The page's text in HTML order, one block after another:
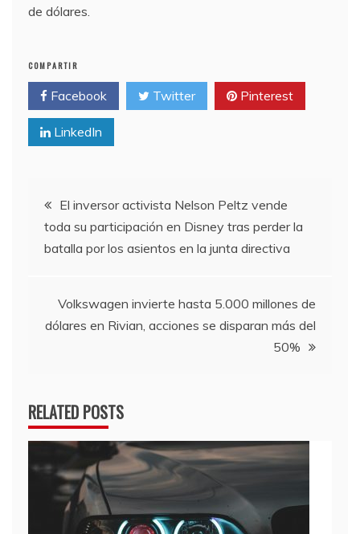
de dólares.
COMPARTIR
Facebook Twitter Pinterest
LinkedIn
Navegación
de
El inversor activista Nelson Peltz vende
toda su participación en Disney tras perder la
batalla por los asientos en la junta directiva
Volkswagen invierte hasta 5.000 millones de
dólares en Rivian, acciones se disparan más del
50%
RELATED POSTS